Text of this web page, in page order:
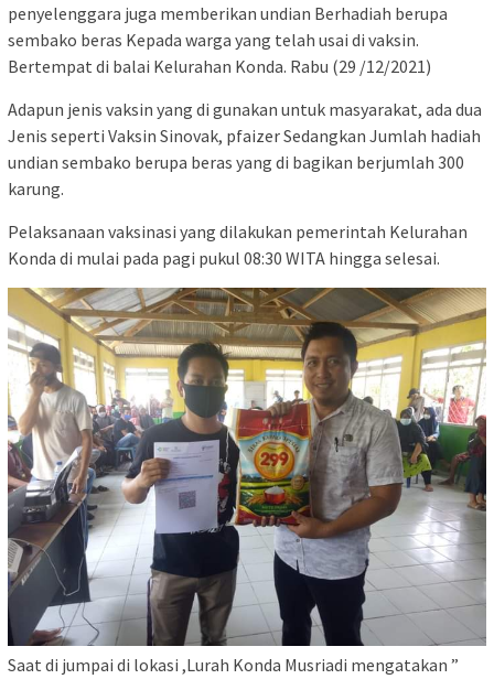
penyelenggara juga memberikan undian Berhadiah berupa
sembako beras Kepada warga yang telah usai di vaksin.
Bertempat di balai Kelurahan Konda. Rabu (29 /12/2021)
Adapun jenis vaksin yang di gunakan untuk masyarakat, ada dua
Jenis seperti Vaksin Sinovak, pfaizer Sedangkan Jumlah hadiah
undian sembako berupa beras yang di bagikan berjumlah 300
karung.
Pelaksanaan vaksinasi yang dilakukan pemerintah Kelurahan
Konda di mulai pada pagi pukul 08:30 WITA hingga selesai.
Saat di jumpai di lokasi ,Lurah Konda Musriadi mengatakan ”